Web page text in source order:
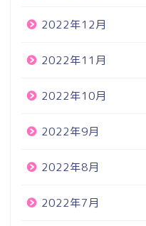
2022年12月
2022年11月
2022年10月
2022年9月
2022年8月
2022年7月